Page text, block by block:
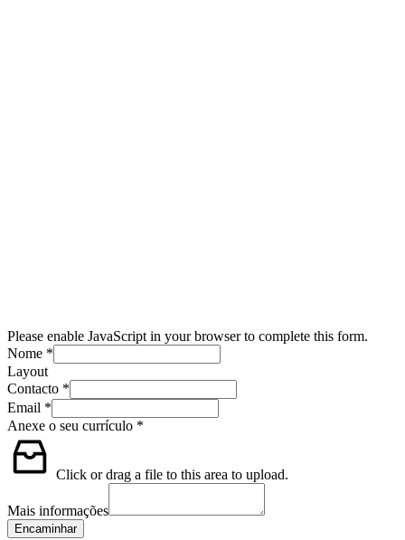
Please enable JavaScript in your browser to complete this form.
Nome *
Layout
Contacto *
Email *
Anexe o seu currículo *
Click or drag a file to this area to upload.
Mais informações
Encaminhar